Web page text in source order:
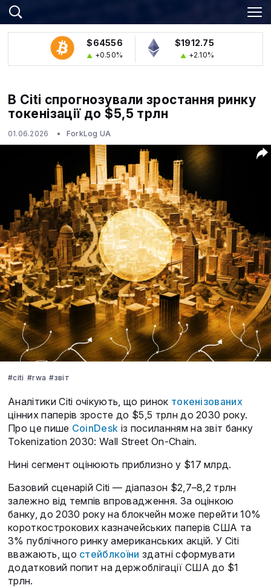
$64556
+0.50%
$1912.75
+2.10%
В Citi спрогнозували зростання ринку
токенізації до $5,5 трлн
01.06.2026 ForkLog UA
#citi #rwa #звіт
Аналітики Citi очікують, що ринок токенізованих
цінних паперів зросте до $5,5 трлн до 2030 року.
Про це пише CoinDesk із посиланням на звіт банку
Tokenization 2030: Wall Street On-Chain.
Нині сегмент оцінюють приблизно у $17 млрд.
Базовий сценарій Citi — діапазон $2,7–8,2 трлн
залежно від темпів впровадження. За оцінкою
банку, до 2030 року на блокчейн може перейти 10%
короткострокових казначейських паперів США та
3% публічного ринку американських акцій. У Citi
вважають, що стейблкоїни здатні сформувати
додатковий попит на держоблігації США до $1
трлн.